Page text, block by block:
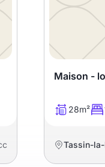
Maison -
28m²
Tassin-